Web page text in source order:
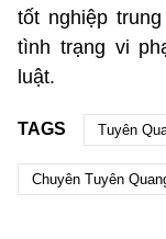
tốt nghiệp
tình trạng vi
luật.
TAGS Tuyên
Chuyên Tuyên